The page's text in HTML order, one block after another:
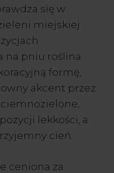
się w
miejskiej
na pniu roślina
formę,
akcent przez
ciemnozielone,
lekkości, a
cień.
ceniona za